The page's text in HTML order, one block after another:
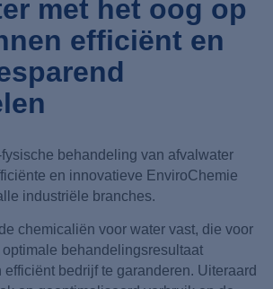
met het oog op
efficiënt en
behandeling van afvalwater
en innovatieve EnviroChemie
industriële branches.
chemicaliën voor water vast, die voor
behandelingsresultaat
bedrijf te garanderen. Uiteraard